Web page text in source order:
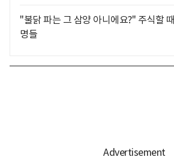
"불닭 파는 그 삼양 아니에요?" 주식할
명들